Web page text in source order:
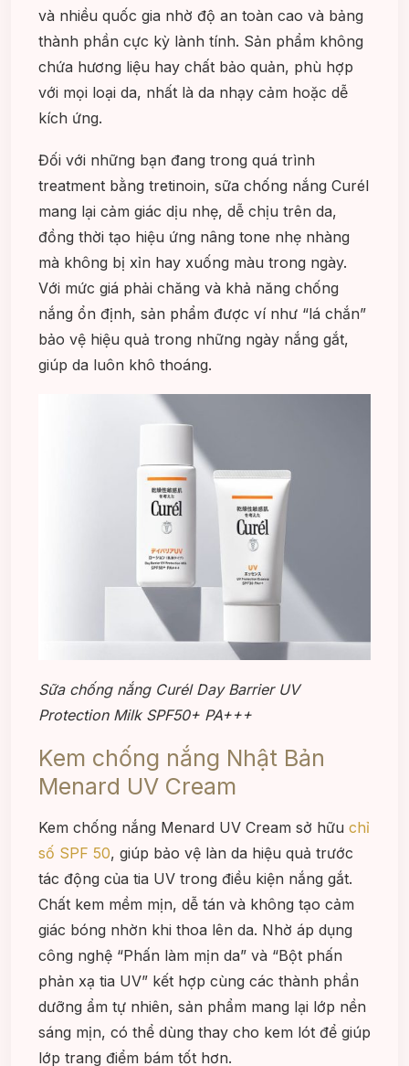
và nhiều quốc gia nhờ độ an toàn cao và bảng
thành phần cực kỳ lành tính. Sản phẩm không
chứa hương liệu hay chất bảo quản, phù hợp
với mọi loại da, nhất là da nhạy cảm hoặc dễ
kích ứng.
Đối với những bạn đang trong quá trình
treatment bằng tretinoin, sữa chống nắng Curél
mang lại cảm giác dịu nhẹ, dễ chịu trên da,
đồng thời tạo hiệu ứng nâng tone nhẹ nhàng
mà không bị xỉn hay xuống màu trong ngày.
Với mức giá phải chăng và khả năng chống
nắng ổn định, sản phẩm được ví như “lá chắn”
bảo vệ hiệu quả trong những ngày nắng gắt,
giúp da luôn khô thoáng.
Sữa chống nắng Curél Day Barrier UV
Protection Milk SPF50+ PA+++
Kem chống nắng Nhật Bản
Menard UV Cream
Kem chống nắng Menard UV Cream sở hữu chỉ
số SPF 50, giúp bảo vệ làn da hiệu quả trước
tác động của tia UV trong điều kiện nắng gắt.
Chất kem mềm mịn, dễ tán và không tạo cảm
giác bóng nhờn khi thoa lên da. Nhờ áp dụng
công nghệ “Phấn làm mịn da” và “Bột phấn
phản xạ tia UV” kết hợp cùng các thành phần
dưỡng ẩm tự nhiên, sản phẩm mang lại lớp nền
sáng mịn, có thể dùng thay cho kem lót để giúp
lớp trang điểm bám tốt hơn.